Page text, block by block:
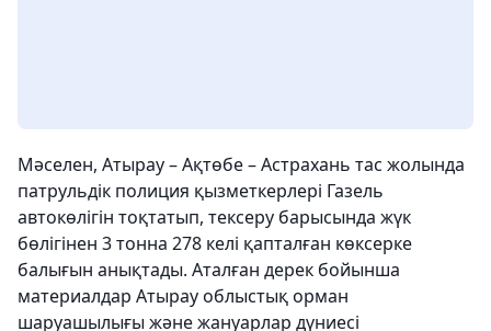
Мәселен, Атырау – Ақтөбе – Астрахань тас жолында
патрульдік полиция қызметкерлері Газель
автокөлігін тоқтатып, тексеру барысында жүк
бөлігінен 3 тонна 278 келі қапталған көксерке
балығын анықтады. Аталған дерек бойынша
материалдар Атырау облыстық орман
шаруашылығы және жануарлар дүниесі